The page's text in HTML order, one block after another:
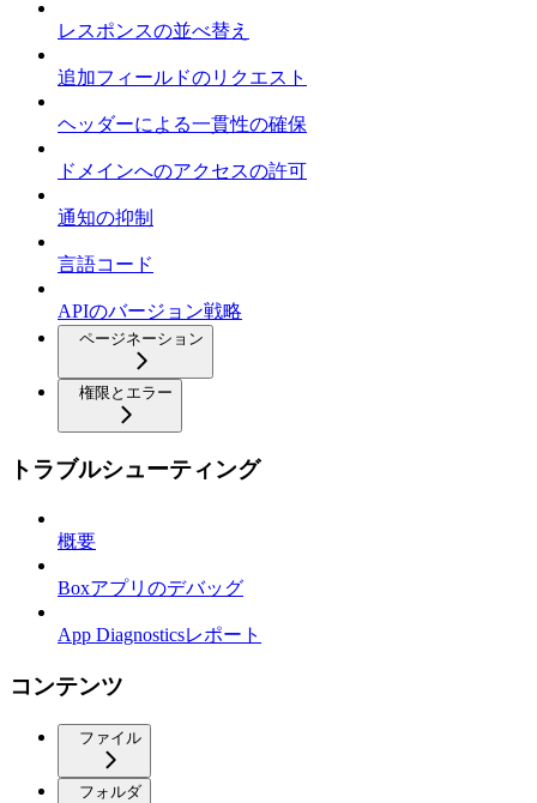
レスポンスの並べ替え
追加フィールドのリクエスト
ヘッダーによる一貫性の確保
ドメインへのアクセスの許可
通知の抑制
言語コード
APIのバージョン戦略
ページネーション
権限とエラー
トラブルシューティング
概要
Boxアプリのデバッグ
App Diagnosticsレポート
コンテンツ
ファイル
フォルダ